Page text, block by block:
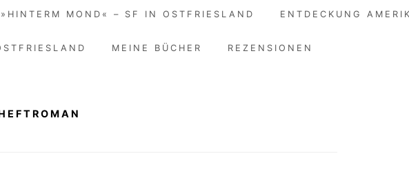
»HINTERM MOND« – SF IN OSTFRIESLAND ENTDECKUNG
MEINE BÜCHER REZENSIONEN